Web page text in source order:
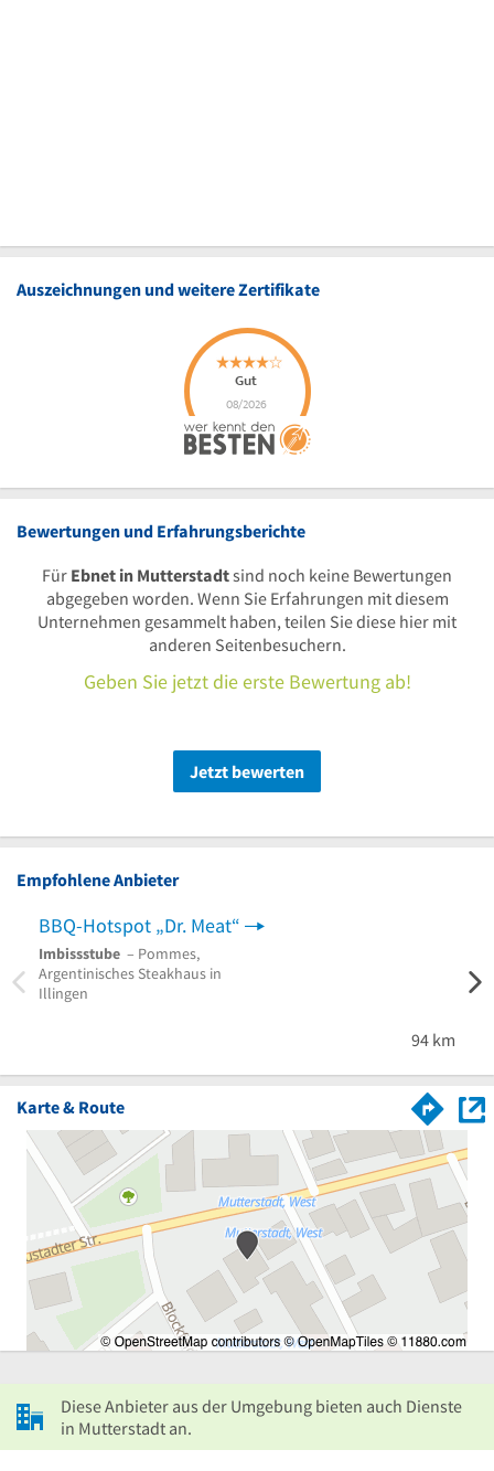
Auszeichnungen und weitere Zertifikate
Bewertungen und Erfahrungsberichte
Für Ebnet in Mutterstadtsind noch keine Bewertungen
abgegeben worden. Wenn Sie Erfahrungen mit diesem
Unternehmen gesammelt haben, teilen Sie diese hier mit
anderen Seitenbesuchern.
Geben Sie jetzt die erste Bewertung ab!
Jetzt bewerten
Empfohlene Anbieter
BBQ-Hotspot „Dr. Meat“
Imbissstube – Pommes,
Argentinisches Steakhaus in
Illingen
94 km
Karte & Route
Diese Anbieter aus der Umgebung bieten auch Dienste
in Mutterstadt an.